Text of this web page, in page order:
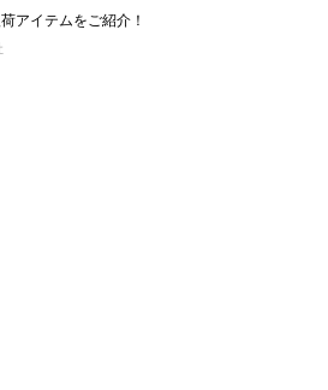
アイテムをご紹介！